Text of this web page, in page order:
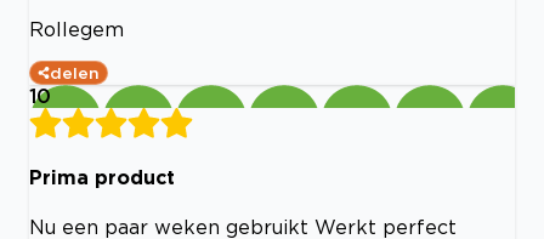
Rollegem
delen
10
Prima product
Nu een paar weken gebruikt Werkt perfect